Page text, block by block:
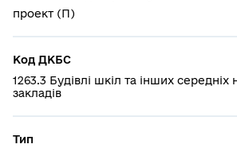
проект (П)
Код ДКБС
1263.3 Будівлі шкіл та інших середніх
закладів
Тип